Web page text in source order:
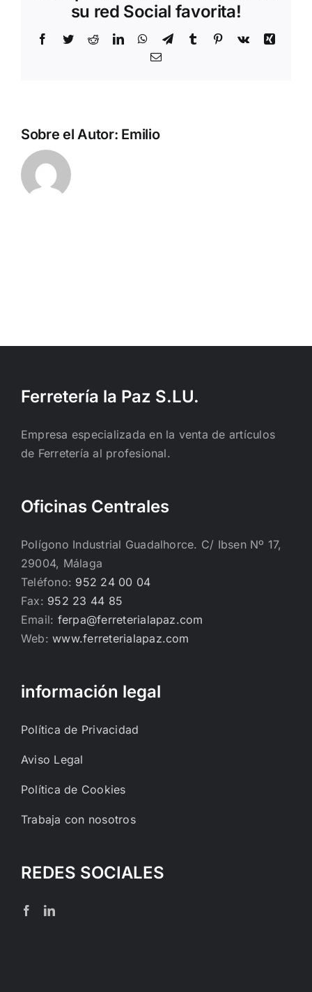
su red Social favorita!
Facebook
TwitterRedditLinkedInWhatsApp
TelegramTumblr Pinterest
Vk
Xing
Correo
Sobre el Autor: Emilio
Ferretería la Paz S.LU.
Empresa especializada en la venta de artículos
de Ferretería al profesional.
Oficinas Centrales
Polígono Industrial Guadalhorce. C/ Ibsen Nº 17,
29004, Málaga
Teléfono: 952 24 00 04
Fax: 952 23 44 85
Email: ferpa@ferreterialapaz.com
Web:www.ferreterialapaz.com
información legal
Política de Privacidad
Aviso Legal
Política de Cookies
Trabaja con nosotros
REDES SOCIALES